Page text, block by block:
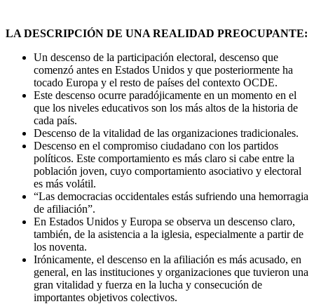
LA DESCRIPCIÓN DE UNA REALIDAD PREOCUPANTE:
Un descenso de la participación electoral, descenso que
comenzó antes en Estados Unidos y que posteriormente ha
tocado Europa y el resto de países del contexto OCDE.
Este descenso ocurre paradójicamente en un momento en el
que los niveles educativos son los más altos de la historia de
cada país.
Descenso de la vitalidad de las organizaciones tradicionales.
Descenso en el compromiso ciudadano con los partidos
políticos. Este comportamiento es más claro si cabe entre la
población joven, cuyo comportamiento asociativo y electoral
es más volátil.
“Las democracias occidentales estás sufriendo una hemorragia
de afiliación”.
En Estados Unidos y Europa se observa un descenso claro,
también, de la asistencia a la iglesia, especialmente a partir de
los noventa.
Irónicamente, el descenso en la afiliación es más acusado, en
general, en las instituciones y organizaciones que tuvieron una
gran vitalidad y fuerza en la lucha y consecución de
importantes objetivos colectivos.